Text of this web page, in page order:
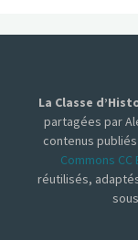
La Classe
partagées par
contenus
Commons CC
réutilisés,